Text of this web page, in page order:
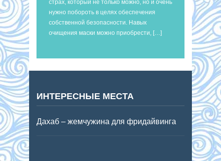
страх, который не только можно, но и очень
нужно побороть в целях обеспечения
собственной безопасности. Навык
очищения маски можно приобрести, […]
ИНТЕРЕСНЫЕ МЕСТА
Дахаб – жемчужина для фридайвинга